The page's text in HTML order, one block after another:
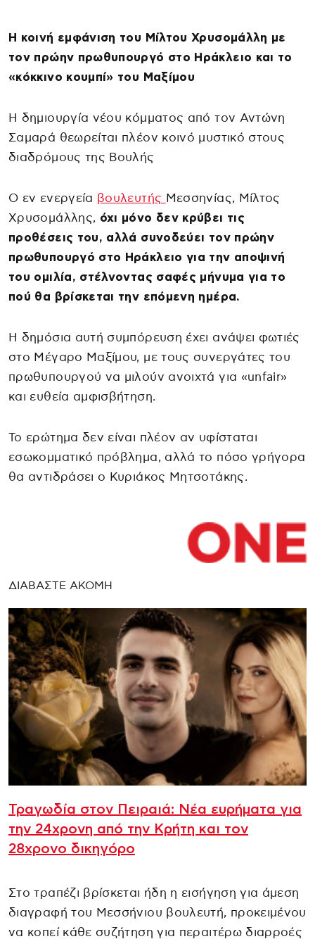
Η κοινή εμφάνιση του Μίλτου Χρυσομάλλη με
τον πρώην πρωθυπουργό στο Ηράκλειο και το
«κόκκινο κουμπί» του Μαξίμου
Η δημιουργία νέου κόμματος από τον Αντώνη
Σαμαρά θεωρείται πλέον κοινό μυστικό στους
διαδρόμους της Βουλής
Ο εν ενεργεία βουλευτής Μεσσηνίας, Μίλτος
Χρυσομάλλης, όχι μόνο δεν κρύβει τις
προθέσεις του, αλλά συνοδεύει τον πρώην
πρωθυπουργό στο Ηράκλειο για την αποψινή
του ομιλία, στέλνοντας σαφές μήνυμα για το
πού θα βρίσκεται την επόμενη ημέρα.
Η δημόσια αυτή συμπόρευση έχει ανάψει φωτιές
στο Μέγαρο Μαξίμου, με τους συνεργάτες του
πρωθυπουργού να μιλούν ανοιχτά για «unfair»
και ευθεία αμφισβήτηση.
Το ερώτημα δεν είναι πλέον αν υφίσταται
εσωκομματικό πρόβλημα, αλλά το πόσο γρήγορα
θα αντιδράσει ο Κυριάκος Μητσοτάκης.
ΔΙΑΒΑΣΤΕ ΑΚΟΜΗ
Τραγωδία στον Πειραιά: Νέα ευρήματα για
την 24χρονη από την Κρήτη και τον
28χρονο δικηγόρο
Στο τραπέζι βρίσκεται ήδη η εισήγηση για άμεση
διαγραφή του Μεσσήνιου βουλευτή, προκειμένου
να κοπεί κάθε συζήτηση για περαιτέρω διαρροές